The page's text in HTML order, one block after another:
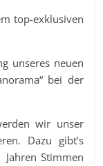
top-exklusiven
unseres neuen
bei der
wir unser
Dazu gibt’s
Stimmen